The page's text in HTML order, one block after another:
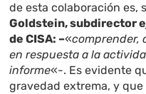
de esta colaboración es,
Goldstein, subdirector
de CISA: –«comprender,
en respuesta a la
informe«-. Es evidente
gravedad extrema, y